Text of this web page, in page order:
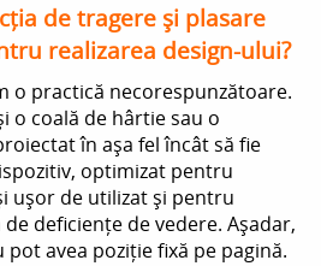
de tragere și plasare
realizarea design-ului?
o practică necorespunzătoare.
o coală de hârtie sau o
în așa fel încât să fie
optimizat pentru
ușor de utilizat și pentru
deficiențe de vedere. Așadar,
avea poziție fixă pe pagină.